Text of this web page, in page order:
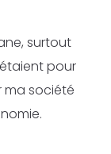
surtout
pour
ma société